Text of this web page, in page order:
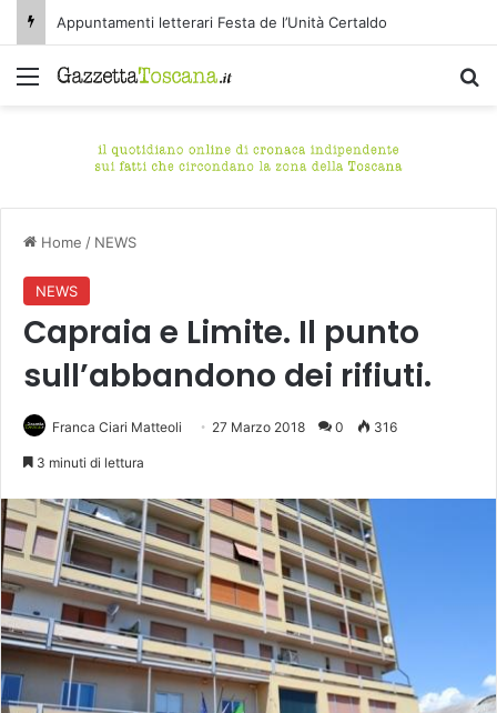
Appuntamenti letterari Festa de l’Unità Certaldo
Menu
Home / NEWS
NEWS
Capraia e Limite. Il punto
sull’abbandono dei rifiuti.
Franca Ciari Matteoli 27 Marzo 2018 0 316
3 minuti di lettura